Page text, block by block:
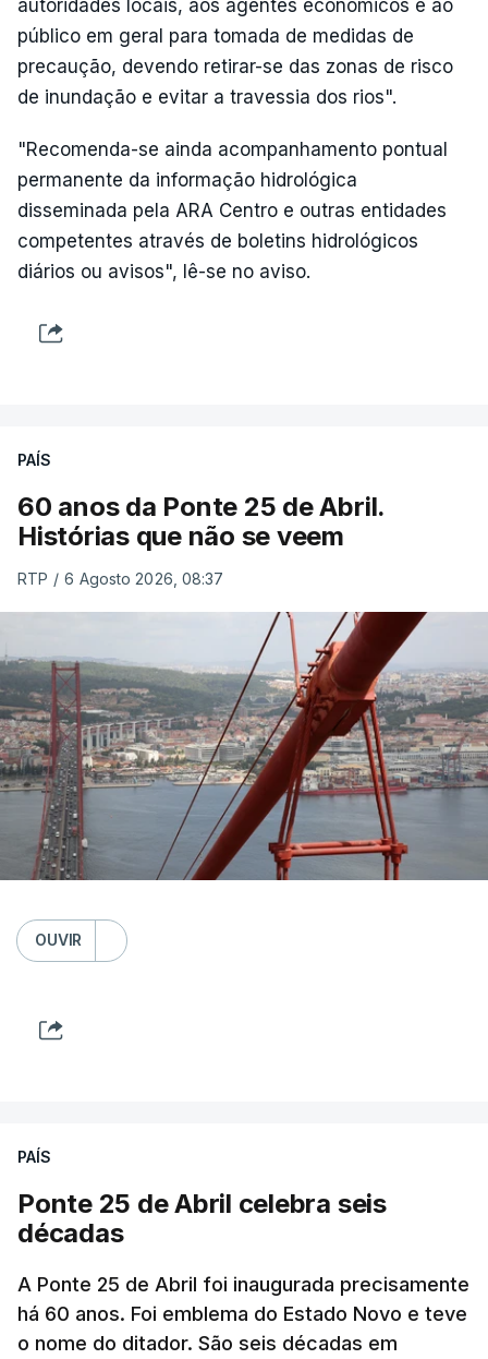
autoridades locais, aos agentes económicos e ao
público em geral para tomada de medidas de
precaução, devendo retirar-se das zonas de risco
de inundação e evitar a travessia dos rios".
"Recomenda-se ainda acompanhamento pontual
permanente da informação hidrológica
disseminada pela ARA Centro e outras entidades
competentes através de boletins hidrológicos
diários ou avisos", lê-se no aviso.
PAÍS
60 anos da Ponte 25 de Abril.
Histórias que não se veem
RTP / 6 Agosto 2026, 08:37
OUVIR
PAÍS
Ponte 25 de Abril celebra seis
décadas
A Ponte 25 de Abril foi inaugurada precisamente
há 60 anos. Foi emblema do Estado Novo e teve
o nome do ditador. São seis décadas em